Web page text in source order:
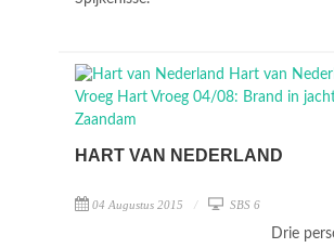
HART VAN NEDERLAND
04 Augustus 2015 SBS 6
Drie